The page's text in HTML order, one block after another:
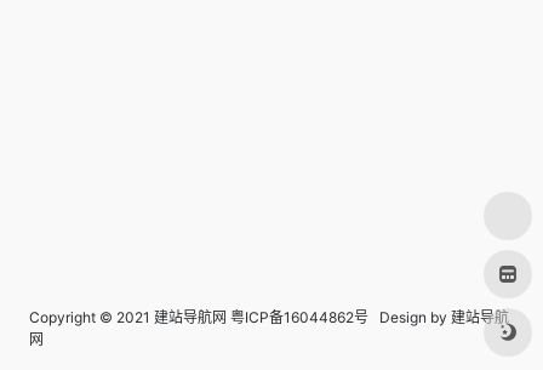
Copyright © 2021 建站导航网 粤ICP备16044862号 Design by 建站导航
网